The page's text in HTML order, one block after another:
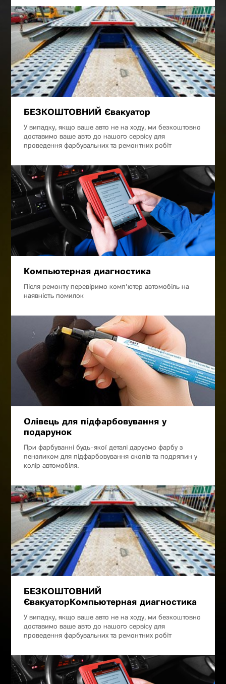
БЕЗКОШТОВНИЙ Євакуатор
У випадку, якщо ваше авто не на ходу, ми безкоштовно
доставимо ваше авто до нашого сервісу для
проведення фарбувальних та ремонтних робіт
Компьютерная диагностика
Після ремонту перевіримо комп'ютер автомобіль на
наявність помилок
Олівець для підфарбовування у
подарунок
При фарбуванні будь-якої деталі даруємо фарбу з
пензликом для підфарбовування сколів та подряпин у
колір автомобіля.
БЕЗКОШТОВНИЙ
ЄвакуаторКомпьютерная диагностика
У випадку, якщо ваше авто не на ходу, ми безкоштовно
доставимо ваше авто до нашого сервісу для
проведення фарбувальних та ремонтних робіт